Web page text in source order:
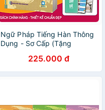
Ngữ Pháp Tiếng Hàn Thông
Dụng - Sơ Cấp (Tặng
225.000 đ